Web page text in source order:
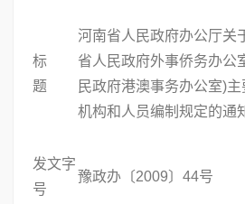
标
题
河南省人民政府办公厅关
省人民政府外事侨务办公
民政府港澳事务办公室)
机构和人员编制规定的通
发文字
号
豫政办〔2009〕44号